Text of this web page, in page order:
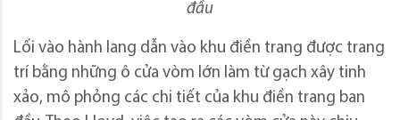
đầu
Lối vào hành lang dẫn vào khu điền trang được trang
trí bằng những ô cửa vòm lớn làm từ gạch xây tinh
xảo, mô phỏng các chi tiết của khu điền trang ban